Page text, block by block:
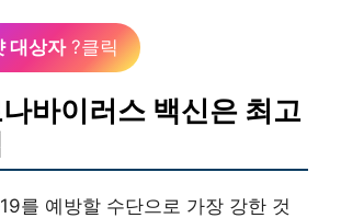
대상자?클릭
바이러스 백신은 최고
를 예방할 수단으로 가장 강한 것